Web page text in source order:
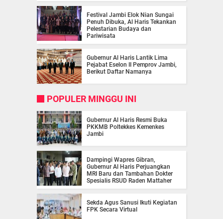
Festival Jambi Elok Nian Sungai
Penuh Dibuka, Al Haris Tekankan
Pelestarian Budaya dan
Pariwisata
Gubernur Al Haris Lantik Lima
Pejabat Eselon II Pemprov Jambi,
Berikut Daftar Namanya
POPULER MINGGU INI
Gubernur Al Haris Resmi Buka
PKKMB Poltekkes Kemenkes
Jambi
Dampingi Wapres Gibran,
Gubernur Al Haris Perjuangkan
MRI Baru dan Tambahan Dokter
Spesialis RSUD Raden Mattaher
Sekda Agus Sanusi Ikuti Kegiatan
FPK Secara Virtual